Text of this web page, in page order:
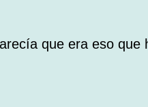
que era eso